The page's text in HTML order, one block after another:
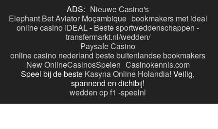
ADS: Nieuwe Casino's
Elephant Bet Aviator Moçambique bookmakers met ideal
online casino IDEAL- Beste sportweddenschappen -
transfermarkt.nl/wedden/
Paysafe Casino
online casino nederland beste buitenlandse bookmakers
New OnlineCasinosSpelen Casinokennis.com
Speel bij de beste Kasyna Online Holandia! Veilig,
spannend en dichtbij!
wedden op f1 -speelnl